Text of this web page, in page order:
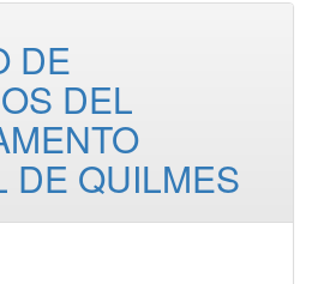
DE
DEL
DE QUILMES